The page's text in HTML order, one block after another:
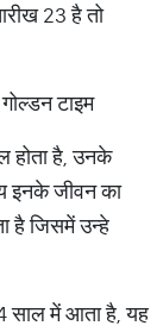
23 है तो
टाइम
होता है, उनके
इनके जीवन का
है जिसमें उन्हे
साल में आता है, यह